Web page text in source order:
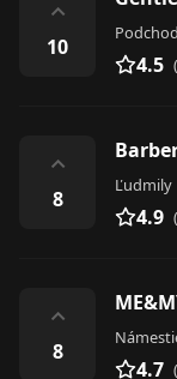
⌃
10
4.5
⌃
8
Ľudmily
4.9
⌃
8
4.7